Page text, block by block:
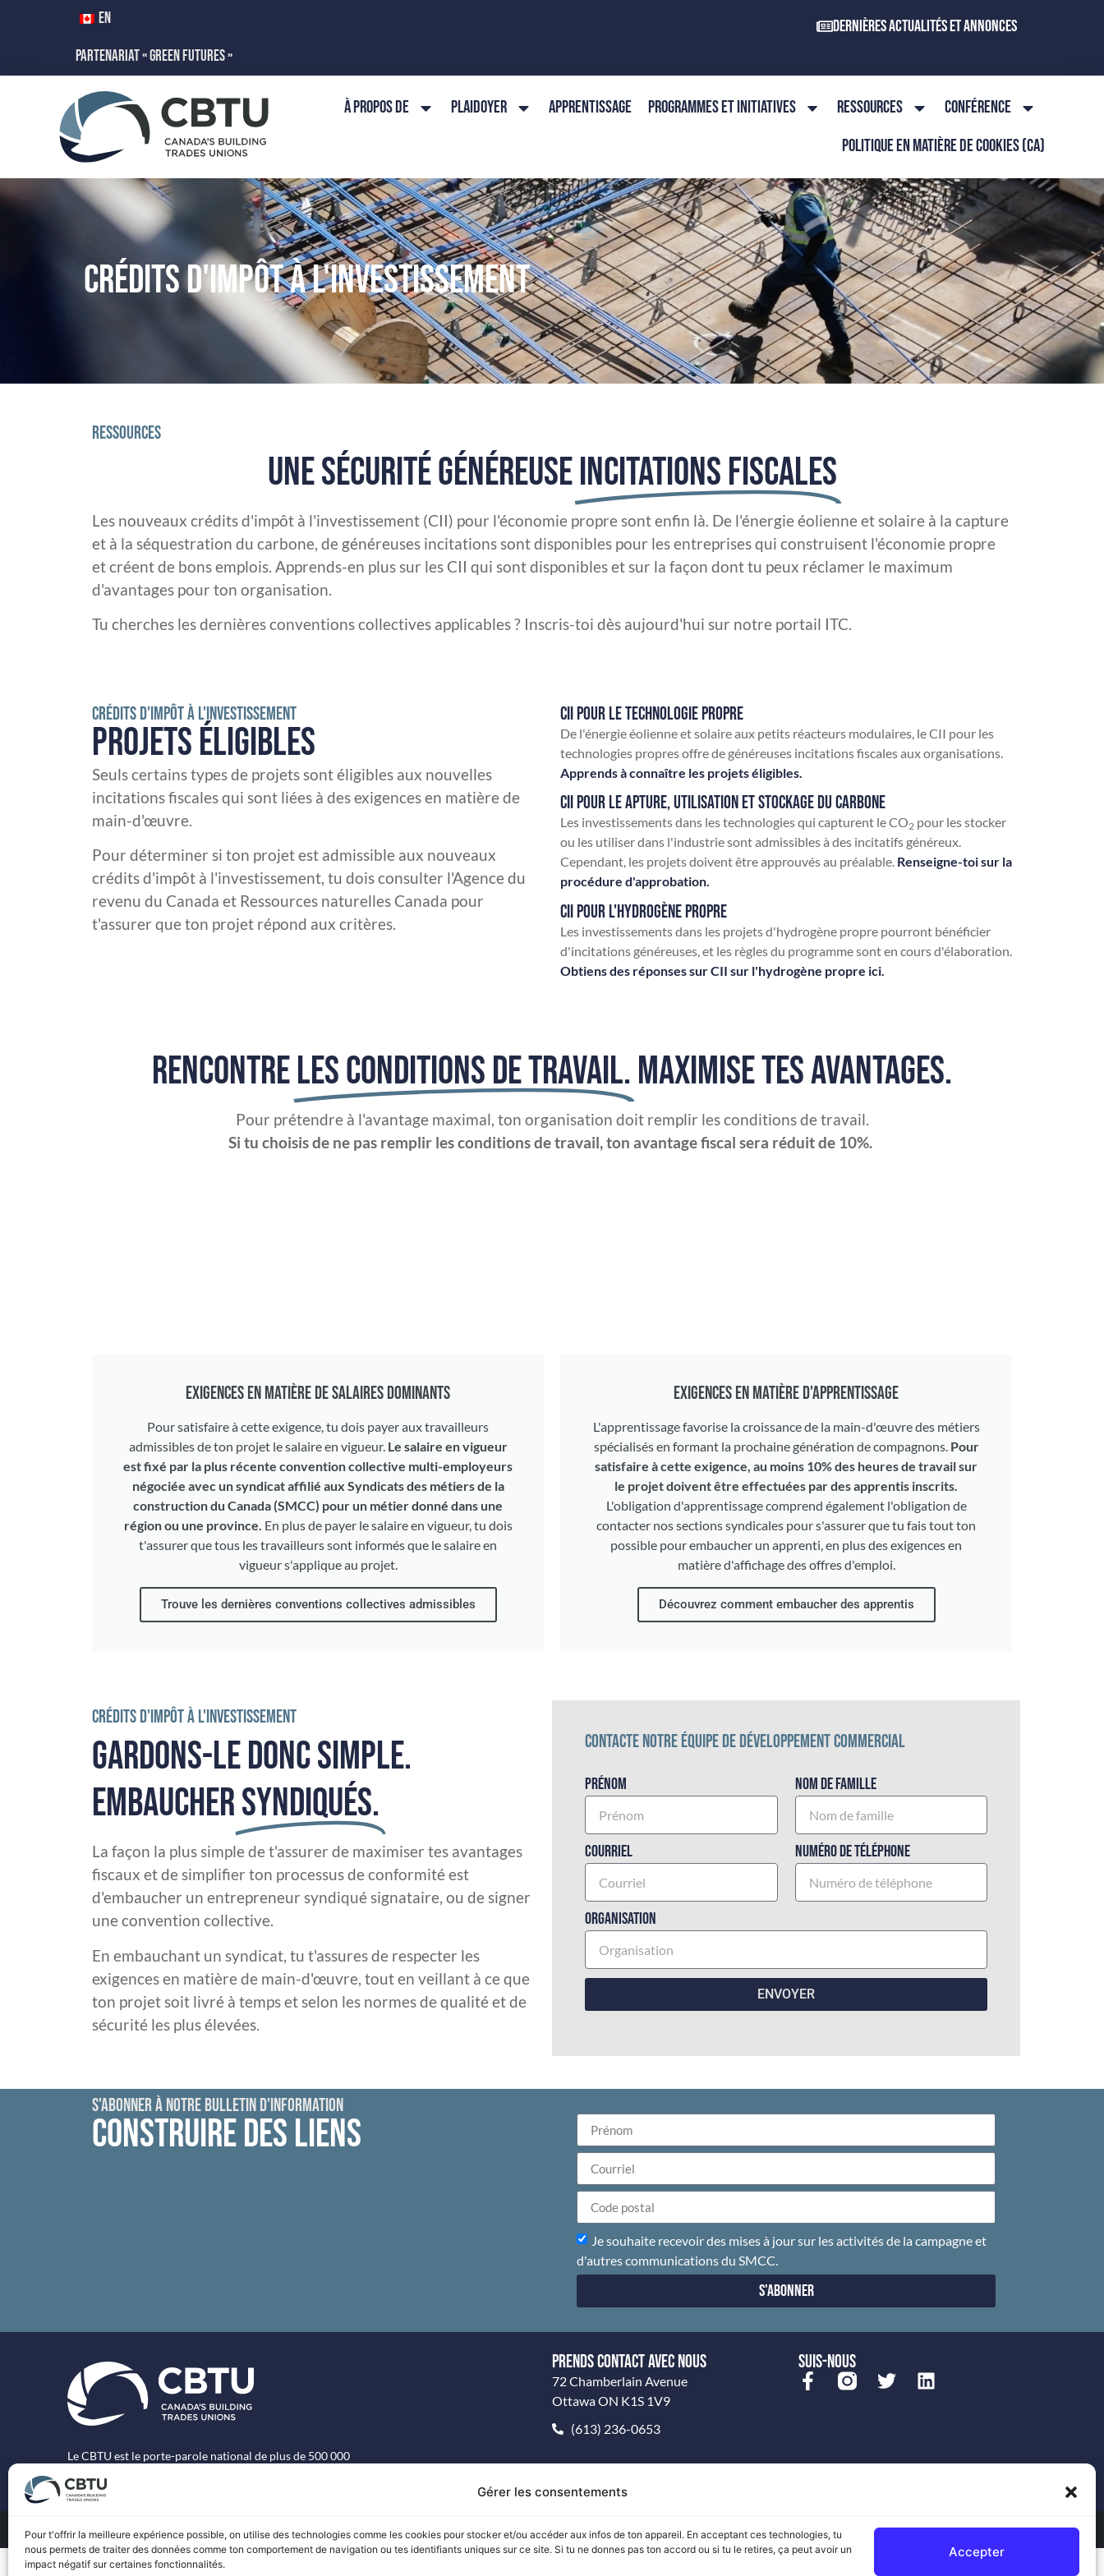
Gérer les consentements
Pour t'offrir la meilleure expérience possible, on utilise des technologies comme les cookies pour stocker et/ou accéder aux infos de ton appareil. En acceptant ces technologies, tu
nous permets de traiter des données comme ton comportement de navigation ou tes identifiants uniques sur ce site. Si tu ne donnes pas ton accord ou si tu le retires, ça peut avoir un
impact négatif sur certaines fonctionnalités.
Accepter
EN
PARTENARIAT « GREEN FUTURES »
Dernières actualités et annonces
À PROPOS DE PLAIDOYER APPRENTISSAGE PROGRAMMES ET INITIATIVES RESSOURCES
CONFÉRENCE
POLITIQUE EN MATIÈRE DE COOKIES (CA)
CRÉDITS D'IMPÔT À L'INVESTISSEMENT
RESSOURCES
UNE SÉCURITÉ GÉNÉREUSEINCITATIONS FISCALES
Les nouveaux crédits d'impôt à l'investissement (CII) pour l'économie propre sont enfin là. De l'énergie éolienne et solaire à la capture
et à la séquestration du carbone, de généreuses incitations sont disponibles pour les entreprises qui construisent l'économie propre
et créent de bons emplois. Apprends-en plus sur les CII qui sont disponibles et sur la façon dont tu peux réclamer le maximum
d'avantages pour ton organisation.
Tu cherches les dernières conventions collectives applicables ? Inscris-toi dès aujourd'hui sur notre portail ITC.
CRÉDITS D'IMPÔT À L'INVESTISSEMENT
PROJETS ÉLIGIBLES
Seuls certains types de projets sont éligibles aux nouvelles
incitations fiscales qui sont liées à des exigences en matière de
main-d'œuvre.
Pour déterminer si ton projet est admissible aux nouveaux
crédits d'impôt à l'investissement, tu dois consulter l'Agence du
revenu du Canada et Ressources naturelles Canada pour
t'assurer que ton projet répond aux critères.
CII POUR LE TECHNOLOGIE PROPRE
De l'énergie éolienne et solaire aux petits réacteurs modulaires, le CII pour les
technologies propres offre de généreuses incitations fiscales aux organisations.
Apprends à connaître les projets éligibles.
CII POUR LE APTURE, UTILISATION ET STOCKAGE DU CARBONE
Les investissements dans les technologies qui capturent le CO2 pour les stocker
ou les utiliser dans l'industrie sont admissibles à des incitatifs généreux.
Cependant, les projets doivent être approuvés au préalable. Renseigne-toi sur la
procédure d'approbation.
CII POUR L'HYDROGÈNE PROPRE
Les investissements dans les projets d'hydrogène propre pourront bénéficier
d'incitations généreuses, et les règles du programme sont en cours d'élaboration.
Obtiens des réponses sur CII sur l'hydrogène propre ici.
RENCONTRELES CONDITIONS DE TRAVAIL. MAXIMISE TES AVANTAGES.
Pour prétendre à l'avantage maximal, ton organisation doit remplir les conditions de travail.
Si tu choisis de ne pas remplir les conditions de travail, ton avantage fiscal sera réduit de 10%.
EXIGENCES EN MATIÈRE DE SALAIRES DOMINANTS
Pour satisfaire à cette exigence, tu dois payer aux travailleurs
admissibles de ton projet le salaire en vigueur. Le salaire en vigueur
est fixé par la plus récente convention collective multi-employeurs
négociée avec un syndicat affilié aux Syndicats des métiers de la
construction du Canada (SMCC) pour un métier donné dans une
région ou une province. En plus de payer le salaire en vigueur, tu dois
t'assurer que tous les travailleurs sont informés que le salaire en
vigueur s'applique au projet.
Trouve les dernières conventions collectives admissibles
EXIGENCES EN MATIÈRE D'APPRENTISSAGE
L'apprentissage favorise la croissance de la main-d'œuvre des métiers
spécialisés en formant la prochaine génération de compagnons. Pour
satisfaire à cette exigence, au moins 10% des heures de travail sur
le projet doivent être effectuées par des apprentis inscrits.
L'obligation d'apprentissage comprend également l'obligation de
contacter nos sections syndicales pour s'assurer que tu fais tout ton
possible pour embaucher un apprenti, en plus des exigences en
matière d'affichage des offres d'emploi.
Découvrez comment embaucher des apprentis
CRÉDITS D'IMPÔT À L'INVESTISSEMENT
GARDONS-LE DONC SIMPLE.
EMBAUCHERSYNDIQUÉS.
La façon la plus simple de t'assurer de maximiser tes avantages
fiscaux et de simplifier ton processus de conformité est
d'embaucher un entrepreneur syndiqué signataire, ou de signer
une convention collective.
En embauchant un syndicat, tu t'assures de respecter les
exigences en matière de main-d'œuvre, tout en veillant à ce que
ton projet soit livré à temps et selon les normes de qualité et de
sécurité les plus élevées.
CONTACTE NOTRE ÉQUIPE DE DÉVELOPPEMENT COMMERCIAL
Prénom Nom de famille
Courriel Numéro de téléphone
Organisation
ENVOYER
S'ABONNER À NOTRE BULLETIN D'INFORMATION
CONSTRUIRE DES LIENS
Je souhaite recevoir des mises à jour sur les activités de la campagne et
d'autres communications du SMCC.
S'abonner
Le CBTU est le porte-parole national de plus de 500 000
PRENDS CONTACT AVEC NOUS
72 Chamberlain Avenue
Ottawa ON K1S 1V9
(613) 236-0653
SUIS-NOUS
© 2026 SYNDICATS DES MÉTIERS DU BÂTIMENT DU CANADA